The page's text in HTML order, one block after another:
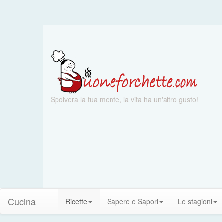
Spolvera la tua mente, la vita ha un'altro gusto!
Cucina Ricette Sapere e Sapori Le stagioni